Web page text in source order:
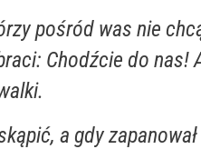
pośród was nie
Chodźcie do nas!
a gdy